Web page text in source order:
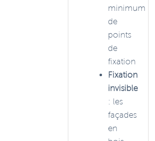
minimum
de
points
de
fixation
Fixation
invisible
: les
façades
en